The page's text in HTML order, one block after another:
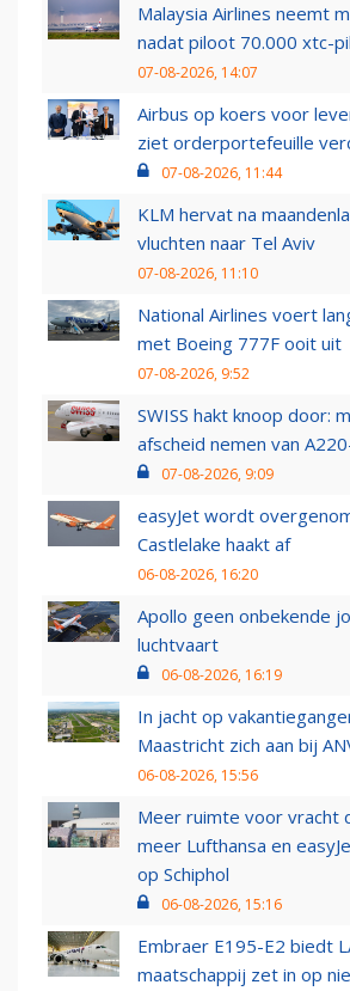
Malaysia Airlines neemt
nadat piloot 70.000 xtc-
07-08-2026, 14:07
Airbus op koers voor
ziet orderportefeuille
07-08-2026, 11:44
KLM hervat na
vluchten naar Tel Aviv
07-08-2026, 11:10
National Airlines voert
met Boeing 777F ooit uit
07-08-2026, 9:52
SWISS hakt knoop door:
afscheid nemen van
07-08-2026, 9:09
easyJet wordt
Castlelake haakt af
06-08-2026, 16:20
Apollo geen onbekende
luchtvaart
06-08-2026, 16:19
In jacht op
Maastricht zich aan bij
06-08-2026, 15:56
Meer ruimte voor vracht
meer Lufthansa en
op Schiphol
06-08-2026, 15:16
Embraer E195-E2 biedt
maatschappij zet in op